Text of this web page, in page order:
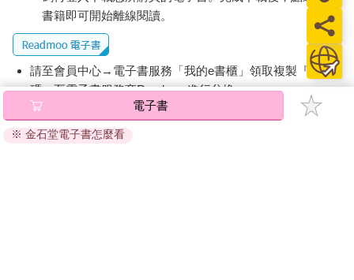
書籍即可開始離線閱讀。
請至會員中心→電子書服務「我的e書櫃」領取複製『兌換
碼』至電子書服務商Readmoo進行兌換。
退換貨須知：
因版權保護，您在金石堂所購買的電子書僅能以金石堂專屬
電子書
※ 金石堂電子書怎麼看